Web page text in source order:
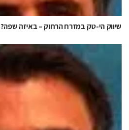
שיווק הי-טק במזרח הרחוק – באיזה שפה?